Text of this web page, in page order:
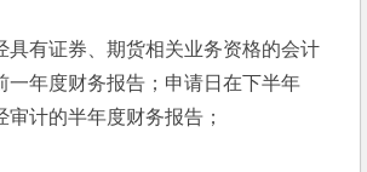
有证券、期货相关业务资格的会计
一年度财务报告；申请日在下半年
审计的半年度财务报告；